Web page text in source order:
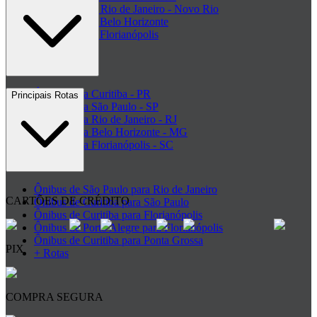
Rodoviária do Rio de Janeiro - Novo Rio
Rodoviária de Belo Horizonte
Rodoviária de Florianópolis
+ Rodoviárias
Ônibus para Curitiba - PR
Ônibus para São Paulo - SP
Ônibus para Rio de Janeiro - RJ
Ônibus para Belo Horizonte - MG
Ônibus para Florianópolis - SC
Principais Rotas
Ônibus de São Paulo para Rio de Janeiro
Ônibus de Curitiba para São Paulo
Ônibus de Curitiba para Florianópolis
Ônibus de Porto Alegre para Florianópolis
Ônibus de Curitiba para Ponta Grossa
+ Rotas
CARTÕES DE CRÉDITO
PIX
COMPRA SEGURA